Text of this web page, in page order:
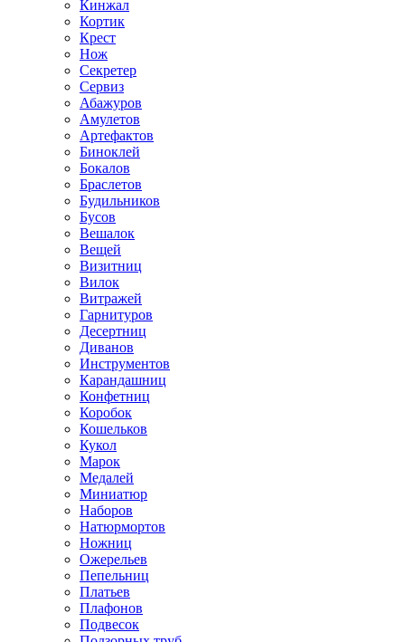
Кинжал
Кортик
Крест
Нож
Секретер
Сервиз
Абажуров
Амулетов
Артефактов
Биноклей
Бокалов
Браслетов
Будильников
Бусов
Вешалок
Вещей
Визитниц
Вилок
Витражей
Гарнитуров
Десертниц
Диванов
Инструментов
Карандашниц
Конфетниц
Коробок
Кошельков
Кукол
Марок
Медалей
Миниатюр
Наборов
Натюрмортов
Ножниц
Ожерельев
Пепельниц
Платьев
Плафонов
Подвесок